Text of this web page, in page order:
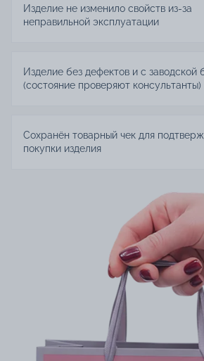
Изделие не изменило свойств из-за
неправильной эксплуатации
Изделие без дефектов и с заводской
(состояние проверяют консультанты)
Сохранён товарный чек для
покупки изделия